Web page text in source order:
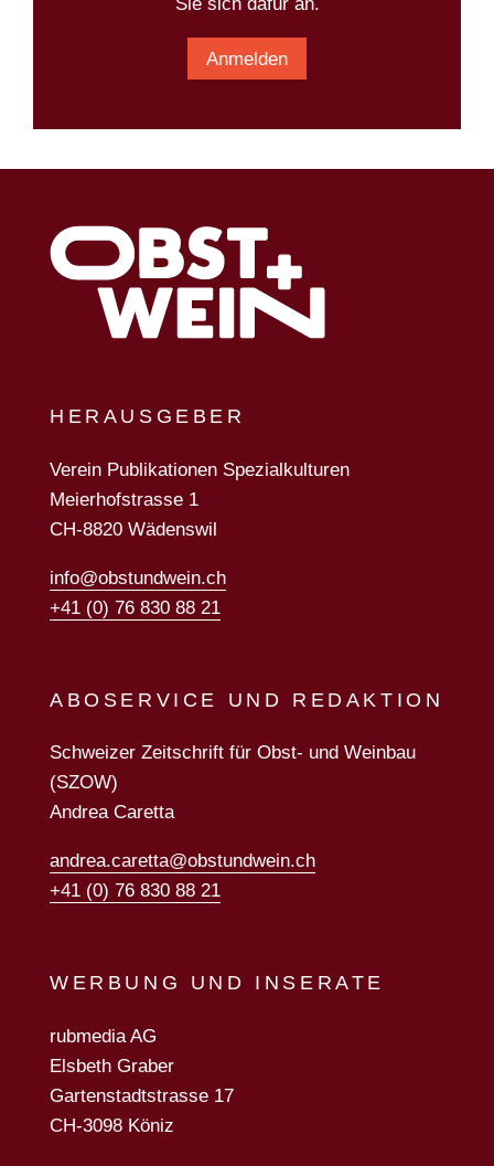
Sie sich dafür an.
Anmelden
HERAUSGEBER
Verein Publikationen Spezialkulturen
Meierhofstrasse 1
CH-8820 Wädenswil
info@obstundwein.ch
+41 (0) 76 830 88 21
ABOSERVICE UND REDAKTION
Schweizer Zeitschrift für Obst- und Weinbau
(SZOW)
Andrea Caretta
andrea.caretta@obstundwein.ch
+41 (0) 76 830 88 21
WERBUNG UND INSERATE
rubmedia AG
Elsbeth Graber
Gartenstadtstrasse 17
CH-3098 Köniz